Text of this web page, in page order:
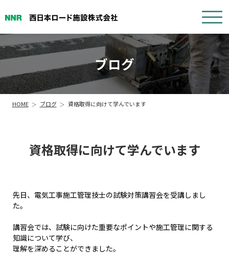
ブログ
HOME ブログ 資格取得に向けて学んでいます
資格取得に向けて学んでいます
先日、電気工事施工管理技士の試験対策講習会を受講しまし
た。
講習会では、試験に向けた重要なポイントや施工管理に関する
知識について学び、
理解を深めることができました。